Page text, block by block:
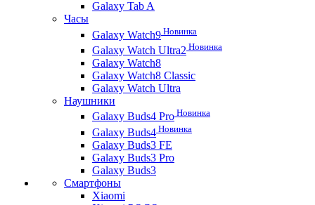
Galaxy Tab A
Часы
Galaxy Watch9 Новинка
Galaxy Watch Ultra2 Новинка
Galaxy Watch8
Galaxy Watch8 Classic
Galaxy Watch Ultra
Наушники
Galaxy Buds4 Pro Новинка
Galaxy Buds4 Новинка
Galaxy Buds3 FE
Galaxy Buds3 Pro
Galaxy Buds3
Смартфоны
Xiaomi